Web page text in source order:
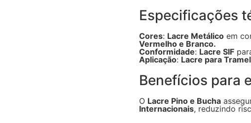
Especificações
Cores: Lacre Metálico em
Vermelho e Branco.
Conformidade: Lacre SIF
Aplicação: Lacre para
Benefícios para
O Lacre Pino e Bucha
Internacionais, reduzindo